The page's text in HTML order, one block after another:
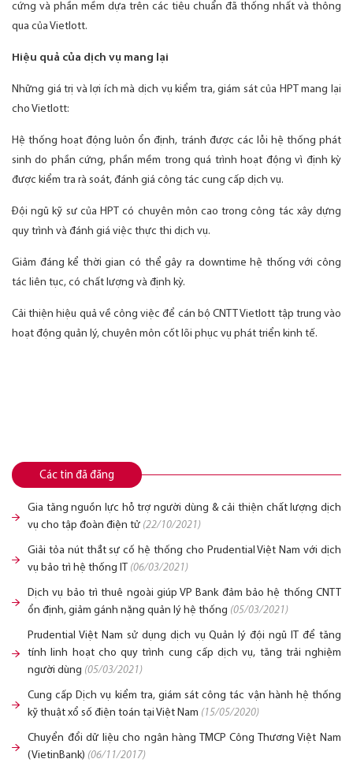
cứng và phần mềm dựa trên các tiêu chuẩn đã thống nhất và thông
qua của Vietlott.
Hiệu quả của dịch vụ mang lại
Những giá trị và lợi ích mà dịch vụ kiểm tra, giám sát của HPT mang lại
cho Vietlott:
Hệ thống hoạt động luôn ổn định, tránh được các lỗi hệ thống phát
sinh do phần cứng, phần mềm trong quá trình hoạt động vì định kỳ
được kiểm tra rà soát, đánh giá công tác cung cấp dịch vụ.
Đội ngũ kỹ sư của HPT có chuyên môn cao trong công tác xây dựng
quy trình và đánh giá việc thực thi dịch vụ.
Giảm đáng kể thời gian có thể gây ra downtime hệ thống với công
tác liên tục, có chất lượng và định kỳ.
Cải thiện hiệu quả về công việc để cán bộ CNTT Vietlott tập trung vào
hoạt động quản lý, chuyên môn cốt lõi phục vụ phát triển kinh tế.
Các tin đã đăng
Gia tăng nguồn lực hỗ trợ người dùng & cải thiện chất lượng dịch
vụ cho tập đoàn điện tử (22/10/2021)
Giải tỏa nút thắt sự cố hệ thống cho Prudential Việt Nam với dịch
vụ bảo trì hệ thống IT (06/03/2021)
Dịch vụ bảo trì thuê ngoài giúp VP Bank đảm bảo hệ thống CNTT
ổn định, giảm gánh nặng quản lý hệ thống (05/03/2021)
Prudential Việt Nam sử dụng dịch vụ Quản lý đội ngũ IT để tăng
tính linh hoạt cho quy trình cung cấp dịch vụ, tăng trải nghiệm
người dùng (05/03/2021)
Cung cấp Dịch vụ kiểm tra, giám sát công tác vận hành hệ thống
kỹ thuật xổ số điện toán tại Việt Nam (15/05/2020)
Chuyển đổi dữ liệu cho ngân hàng TMCP Công Thương Việt Nam
(VietinBank) (06/11/2017)